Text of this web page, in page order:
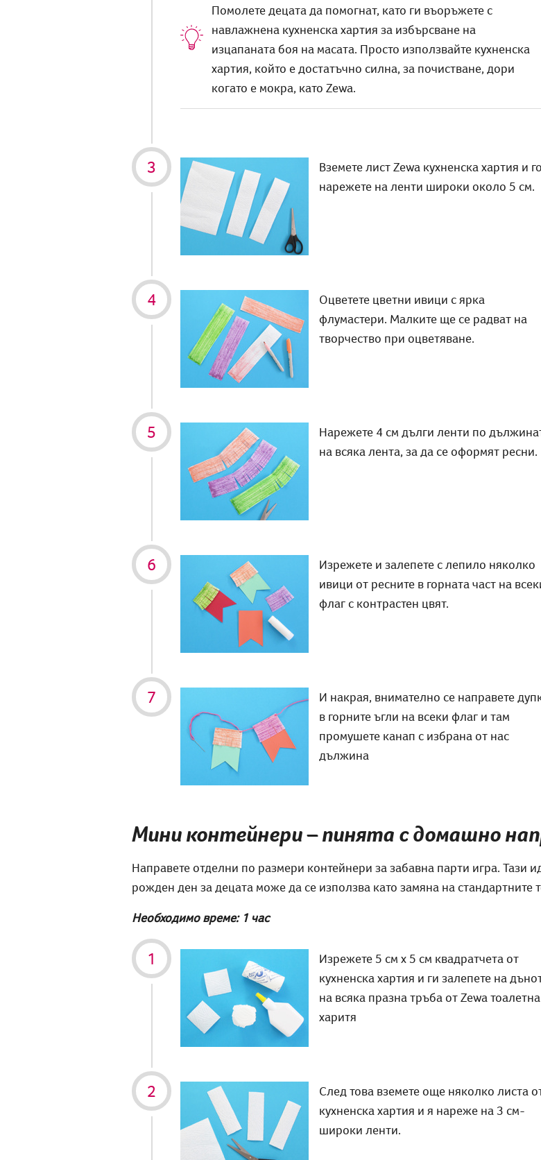
Помолете децата да помогнат, като ги въоръжете с
навлажнена кухненска хартия за избърсване на
изцапаната боя на масата. Просто използвайте кухненска
хартия, който е достатъчно силна, за почистване, дори
когато е мокра, като Zewa.
Вземете лист Zewa кухненска хартия и го
нарежете на ленти широки около 5 см.
Оцветете цветни ивици с ярка
флумастери. Малките ще се радват на
творчество при оцветяване.
Нарежете 4 см дълги ленти по
на всяка лента, за да се оформят ресни.
Изрежете и залепете с лепило няколко
ивици от ресните в горната част на
флаг с контрастен цвят.
И накрая, внимателно се направете
в горните ъгли на всеки флаг и там
промушете канап с избрана от нас
дължина
Мини контейнери – пинята с домашно
Направете отделни по размери контейнери за забавна парти игра. Тази
рожден ден за децата може да се използва като замяна на стандартните
Необходимо време: 1 час
Изрежете 5 см х 5 см квадратчета от
кухненска хартия и ги залепете на
на всяка празна тръба от Zewa тоалетна
харитя
След това вземете още няколко листа
кухненска хартия и я нареже на 3 см-
широки ленти.